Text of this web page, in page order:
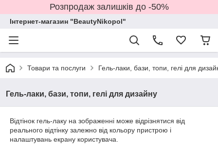
Розпродаж залишків до -50%
Інтернет-магазин "BeautyNikopol"
Товари та послуги Гель-лаки, бази, топи, гелі для
Гель-лаки, бази, топи, гелі для дизайну
Відтінок гель-лаку на зображенні може відрізнятися від
реального відтінку залежно від кольору пристрою і
налаштувань екрану користувача.